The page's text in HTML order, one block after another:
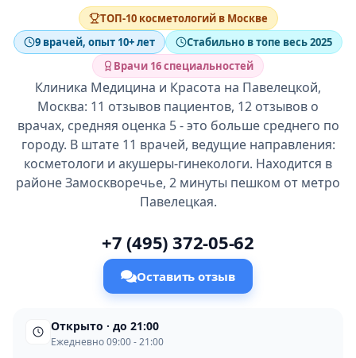
ТОП-10 косметологий в Москве
9 врачей, опыт 10+ лет
Стабильно в топе весь 2025
Врачи 16 специальностей
Клиника Медицина и Красота на Павелецкой,
Москва: 11 отзывов пациентов, 12 отзывов о
врачах, средняя оценка 5 - это больше среднего по
городу. В штате 11 врачей, ведущие направления:
косметологи и акушеры-гинекологи. Находится в
районе Замоскворечье, 2 минуты пешком от метро
Павелецкая.
+7 (495) 372-05-62
Оставить отзыв
Открыто · до 21:00
Ежедневно 09:00 - 21:00